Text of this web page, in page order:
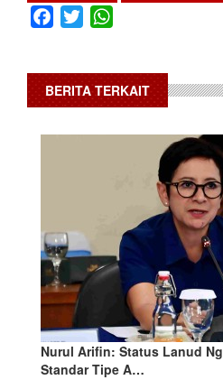
Facebook
Twitter
BERITA TERKAIT
Nurul Arifin: Status Lanud
Standar Tipe A…